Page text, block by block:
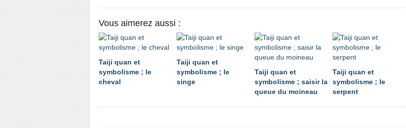
Vous aimerez aussi :
Taiji quan et
symbolisme ; le
cheval
Taiji quan et
symbolisme ; le
singe
Taiji quan et
symbolisme ; saisir la
queue du moineau
Taiji quan et
symbolisme ; le
serpent